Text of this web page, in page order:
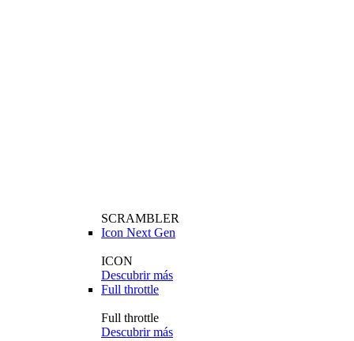
SCRAMBLER
Icon Next Gen
ICON
Descubrir más
Full throttle
Full throttle
Descubrir más